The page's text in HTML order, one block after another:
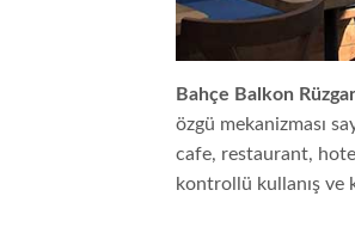
Bahçe Balkon
özgü mekanizması
cafe, restaurant,
kontrollü kullanış ve